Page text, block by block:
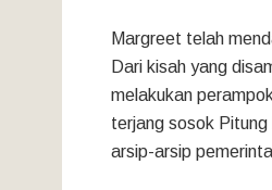
Margreet telah
Dari kisah yang
melakukan
terjang sosok
arsip-arsip